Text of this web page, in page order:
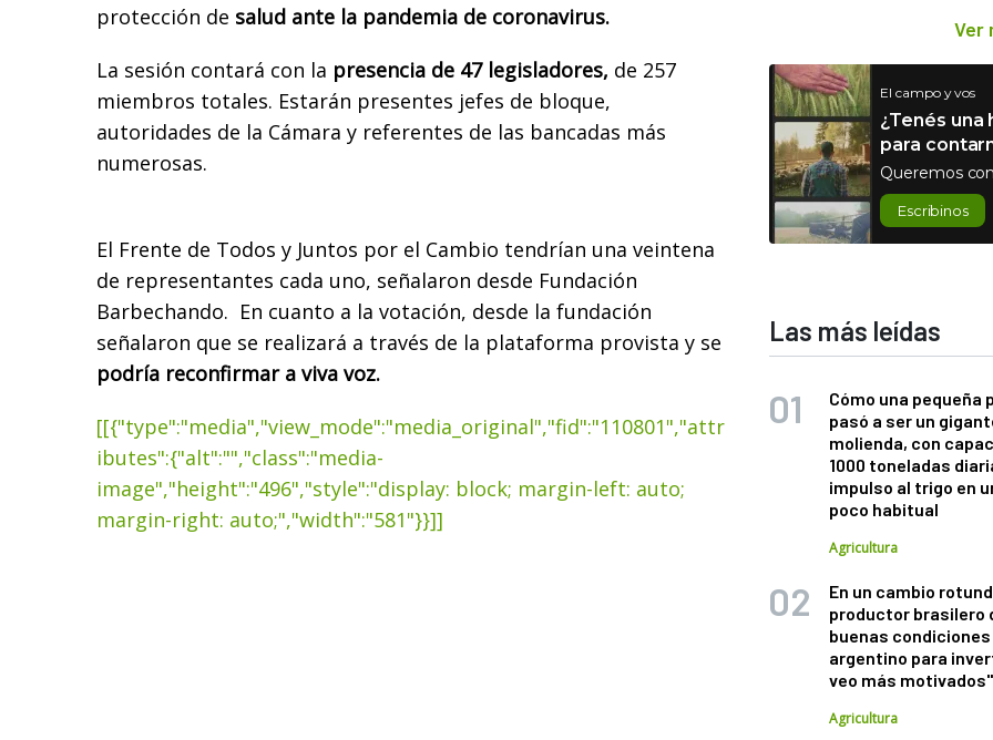
protección de salud ante la pandemia de coronavirus.
La sesión contará con la presencia de 47 legisladores, de 257
miembros totales. Estarán presentes jefes de bloque,
autoridades de la Cámara y referentes de las bancadas más
numerosas.
El Frente de Todos y Juntos por el Cambio tendrían una veintena
de representantes cada uno, señalaron desde Fundación
Barbechando. En cuanto a la votación, desde la fundación
señalaron que se realizará a través de la plataforma provista y se
podría reconfirmar a viva voz.
[[{"type":"media","view_mode":"media_original","fid":"110801","attr
ibutes":{"alt":"","class":"media-
image","height":"496","style":"display: block; margin-left: auto;
margin-right: auto;","width":"581"}}]]
Ver
El campo y vos
¿Tenés una
para
Queremos
Escribinos
Las más leídas
Cómo una pequeña
pasó a ser un
molienda, con
1000 toneladas
impulso al trigo en
poco habitual
Agricultura
En un cambio
productor brasilero
buenas
argentino para
veo más motivados"
Agricultura